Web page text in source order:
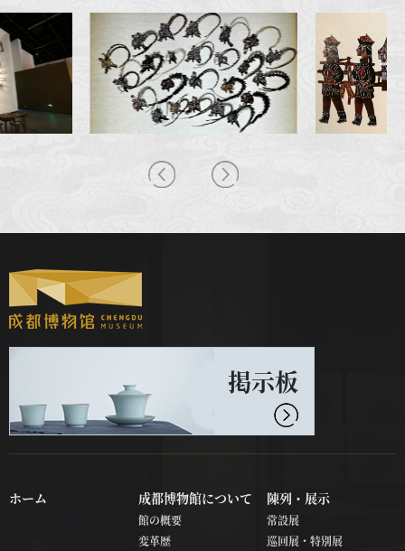
掲示板
ホーム 成都博物館について
館の概要
変革歴
陳列・展示
常設展
巡回展・特別展